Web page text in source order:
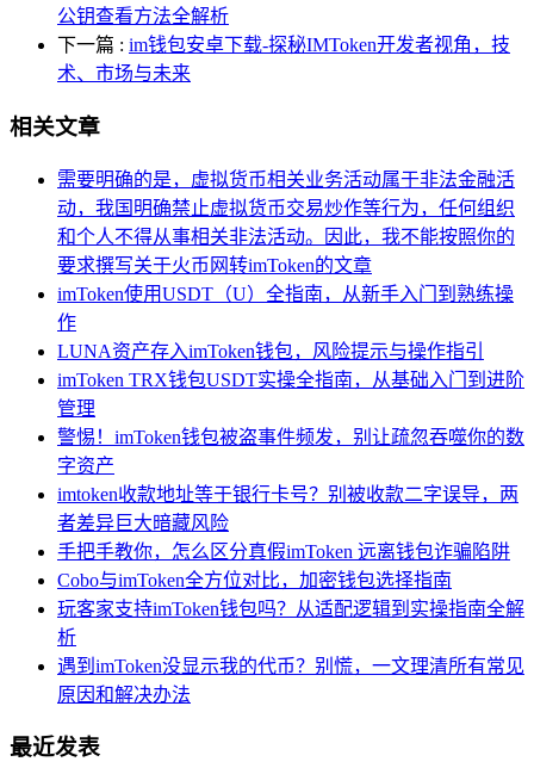
公钥查看方法全解析
下一篇 : im钱包安卓下载-探秘IMToken开发者视角，技
术、市场与未来
相关文章
需要明确的是，虚拟货币相关业务活动属于非法金融活
动，我国明确禁止虚拟货币交易炒作等行为，任何组织
和个人不得从事相关非法活动。因此，我不能按照你的
要求撰写关于火币网转imToken的文章
imToken使用USDT（U）全指南，从新手入门到熟练操
作
LUNA资产存入imToken钱包，风险提示与操作指引
imToken TRX钱包USDT实操全指南，从基础入门到进阶
管理
警惕！imToken钱包被盗事件频发，别让疏忽吞噬你的数
字资产
imtoken收款地址等于银行卡号？别被收款二字误导，两
者差异巨大暗藏风险
手把手教你，怎么区分真假imToken 远离钱包诈骗陷阱
Cobo与imToken全方位对比，加密钱包选择指南
玩客家支持imToken钱包吗？从适配逻辑到实操指南全解
析
遇到imToken没显示我的代币？别慌，一文理清所有常见
原因和解决办法
最近发表